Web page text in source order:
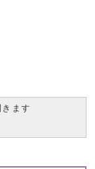
ます